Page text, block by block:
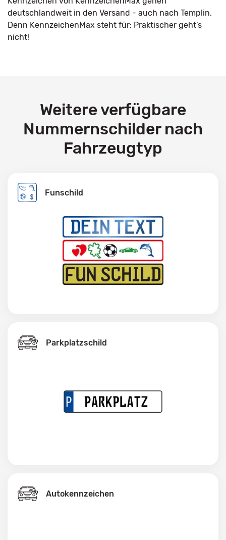
deutschlandweit in den Versand - auch nach Templin.
Denn KennzeichenMax steht für: Praktischer geht’s
nicht!
Weitere verfügbare
Nummernschilder nach
Fahrzeugtyp
Funschild
Parkplatzschild
Autokennzeichen